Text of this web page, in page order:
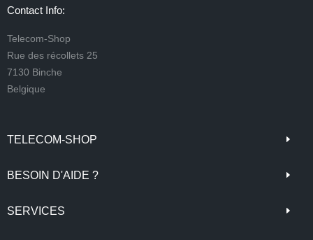
Contact Info:
Telecom-Shop
Rue des récollets 25
7130 Binche
Belgique
TELECOM-SHOP
BESOIN D'AIDE ?
SERVICES